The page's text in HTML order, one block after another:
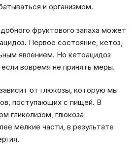
и организмом.
фруктового запаха может
Первое состояние, кетоз,
явлением. Но кетоацидоз
вовремя не принять меры.
от глюкозы, которую мы
поступающих с пищей. В
гликолизом, глюкоза
мелкие части, в результате